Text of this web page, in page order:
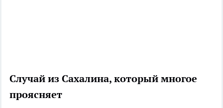
Случай из Сахалина, который многое
проясняет